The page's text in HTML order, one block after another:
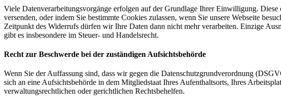
Viele Datenverarbeitungsvorgänge erfolgen auf der Grundlage Ihrer Einwilligung.
versenden, oder indem Sie bestimmte Cookies zulassen, wenn Sie unsere Webseite
Zeitpunkt des Widerrufs dürfen wir Ihre Daten dann nicht mehr verarbeiten. Einzige
gibt es insbesondere im Steuer- und Handelsrecht.
Recht zur Beschwerde bei der zuständigen Aufsichtsbehörde
Wenn Sie der Auffassung sind, dass wir gegen die Datenschutzgrundverordnung
sich an eine Aufsichtsbehörde in dem Mitgliedstaat Ihres Aufenthaltsorts, Ihres
verwaltungsrechtlichen oder gerichtlichen Rechtsbehelfen.